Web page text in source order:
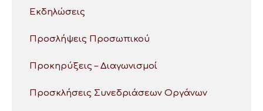
Εκδηλώσεις
Προσλήψεις Προσωπικού
Προκηρύξεις – Διαγωνισμοί
Προσκλήσεις Συνεδριάσεων Οργάνων